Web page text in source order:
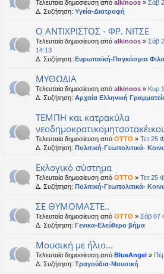
Τελευταία δημοσίευση από alkinoos » Σάβ
Δ. Συζήτηση: Υγεία-Διατροφή
Ο ΑΝΤΙΧΡΙΣΤΟΣ - ΦΡ. ΝΙΤΣΕ
Τελευταία δημοσίευση από alkinoos » Σάβ
14:13
Δ. Συζήτηση: Ευρωπαϊκή-Παγκόσμια
ΜΥΘΩΔΙΑ
Τελευταία δημοσίευση από alkinoos » Κυρ
Δ. Συζήτηση: Αρχαία Ελληνική
ΤΕΜΠΗ και κατρακύλα
Τελευταία δημοσίευση από OTTO » Τετ 25
Δ. Συζήτηση: Πολιτική-Γεωπολιτικά-
Εκλογικό σύστημα
Τελευταία δημοσίευση από OTTO » Τετ 25
Δ. Συζήτηση: Πολιτική-Γεωπολιτικά-
ΣΕ ΘΥΜΟΜΑΣΤΕ..
Τελευταία δημοσίευση από OTTO » Σάβ 07
Δ. Συζήτηση: Γενικα-Ελεύθερο βήμα
Μουσική με ήλιο...
Τελευταία δημοσίευση από BlueAngel »
Δ. Συζήτηση: Τραγούδια-Μουσική